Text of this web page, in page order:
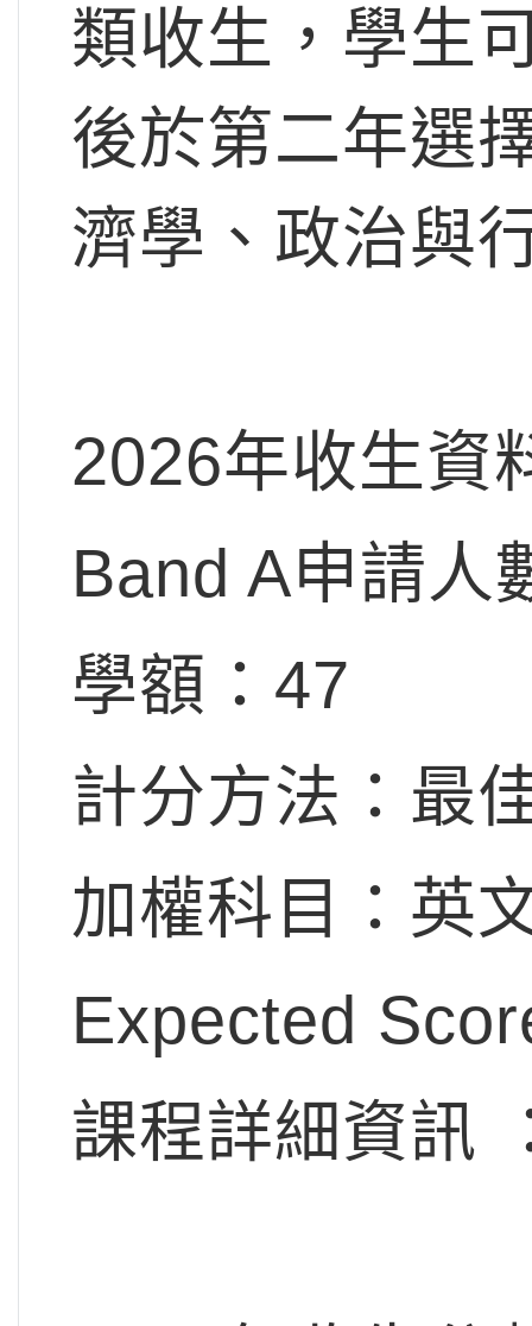
類收生，學生
後於第二年選
濟學、政治與
2026年收生資
Band A申請人
學額：47
計分方法：最
加權科目：英
Expected
課程詳細資訊